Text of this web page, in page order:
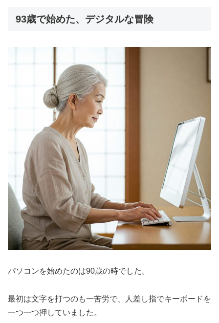
93歳で始めた、デジタルな冒険
パソコンを始めたのは90歳の時でした。
最初は文字を打つのも一苦労で、人差し指でキーボードを
一つ一つ押していました。